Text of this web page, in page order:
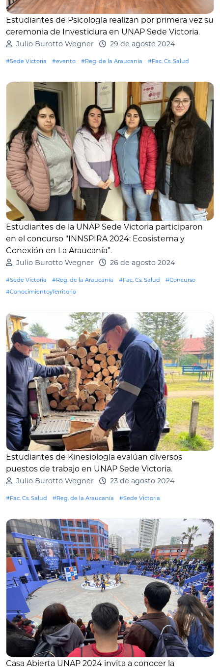
Estudiantes de Psicología realizan por primera vez su
ceremonia de Investidura en UNAP Sede Victoria.
Julio Burotto Wegner 29 de agosto 2024
#Sede Victoria #evento #Reg. de la Araucanía #Fac. Cs. Salud
Estudiantes de la UNAP Sede Victoria participaron
en el concurso “INNSPIRA 2024: Ecosistema y
Conexión en La Araucanía”.
Julio Burotto Wegner 26 de agosto 2024
#Sede Victoria #Reg. de la Araucanía #Fac. Cs. Salud
#Concurso
#ConocimientoyTerritorio
Estudiantes de Kinesiología evalúan diversos
puestos de trabajo en UNAP Sede Victoria.
Julio Burotto Wegner 23 de agosto 2024
#Fac. Cs. Salud #Reg. de la Araucanía #Sede Victoria
Casa Abierta UNAP 2024 invita a conocer la